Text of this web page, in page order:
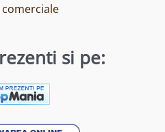
si pe: